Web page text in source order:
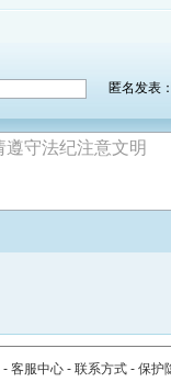
匿名发表
- 客服中心 - 联系方式 - 保护